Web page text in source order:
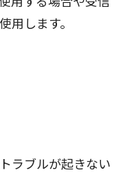
用します。
ラブルが起きない